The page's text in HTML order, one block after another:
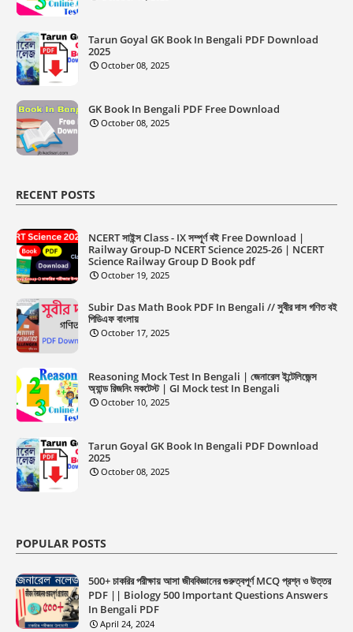
Tarun Goyal GK Book In Bengali PDF Download
2025
October 08, 2025
GK Book In Bengali PDF Free Download
October 08, 2025
RECENT POSTS
NCERT সাইন্স Class - IX সম্পূর্ণ বই Free Download |
Railway Group-D NCERT Science 2025-26 | NCERT
Science Railway Group D Book pdf
October 19, 2025
Subir Das Math Book PDF In Bengali // সুবীর দাস গণিত বই
পিডিএফ বাংলায়
October 17, 2025
Reasoning Mock Test In Bengali | জেনারেল ইন্টেলিজেন্স
অ্যান্ড রিজনিং মকটেস্ট | GI Mock test In Bengali
October 10, 2025
Tarun Goyal GK Book In Bengali PDF Download
2025
October 08, 2025
POPULAR POSTS
500+ চাকরির পরীক্ষায় আসা জীববিজ্ঞানের গুরুত্বপূর্ণ MCQ প্রশ্ন ও উত্তর
PDF || Biology 500 Important Questions Answers
In Bengali PDF
April 24, 2024